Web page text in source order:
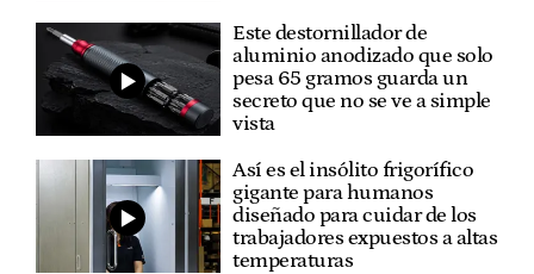
Este destornillador de
aluminio anodizado que solo
pesa 65 gramos guarda un
secreto que no se ve a simple
vista
Así es el insólito frigorífico
gigante para humanos
diseñado para cuidar de los
trabajadores expuestos a altas
temperaturas